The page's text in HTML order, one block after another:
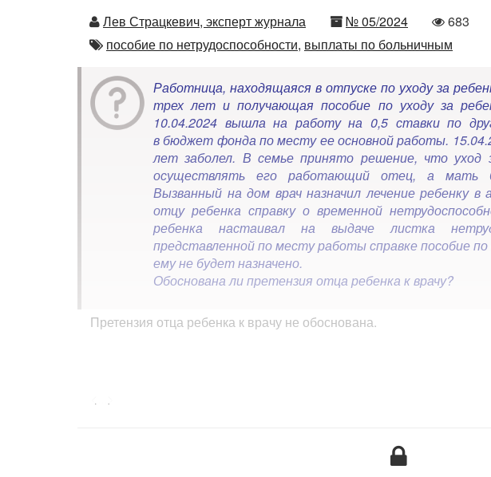
Автор
Лев Страцкевич, эксперт журнала Номер
№ 05/2024
683
Автор
пособие по нетрудоспособности, выплаты по больничным
Работница, находящаяся в отпуске по уходу за
трех лет и получающая пособие по уходу за
10.04.2024 вышла на работу на 0,5 ставки по
в бюджет фонда по месту ее основной работы.
лет заболел. В семье принято решение, что уход
осуществлять его работающий отец, а мать
Вызванный на дом врач назначил лечение ребенку
отцу ребенка справку о временной
ребенка настаивал на выдаче листка
представленной по месту работы справке пособие
ему не будет назначено.
Обоснована ли претензия отца ребенка к врачу?
Претензия отца ребенка к врачу не обоснована.